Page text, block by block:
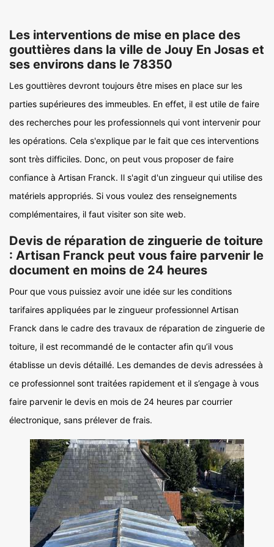
Les interventions de mise en place des
gouttières dans la ville de Jouy En Josas et
ses environs dans le 78350
Les gouttières devront toujours être mises en place sur les
parties supérieures des immeubles. En effet, il est utile de faire
des recherches pour les professionnels qui vont intervenir pour
les opérations. Cela s'explique par le fait que ces interventions
sont très difficiles. Donc, on peut vous proposer de faire
confiance à Artisan Franck. Il s'agit d'un zingueur qui utilise des
matériels appropriés. Si vous voulez des renseignements
complémentaires, il faut visiter son site web.
Devis de réparation de zinguerie de toiture
: Artisan Franck peut vous faire parvenir le
document en moins de 24 heures
Pour que vous puissiez avoir une idée sur les conditions
tarifaires appliquées par le zingueur professionnel Artisan
Franck dans le cadre des travaux de réparation de zinguerie de
toiture, il est recommandé de le contacter afin qu’il vous
établisse un devis détaillé. Les demandes de devis adressées à
ce professionnel sont traitées rapidement et il s’engage à vous
faire parvenir le devis en mois de 24 heures par courrier
électronique, sans prélever de frais.